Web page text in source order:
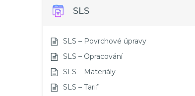
SLS
SLS – Povrchové úpravy
SLS – Opracování
SLS – Materiály
SLS – Tarif